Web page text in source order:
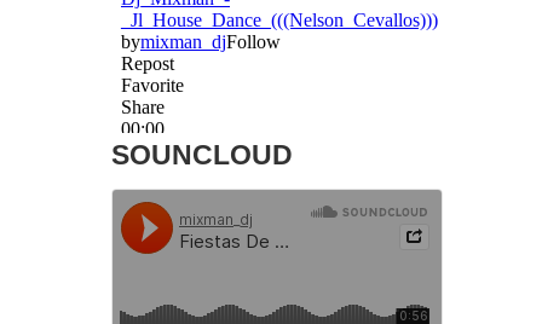
SOUNCLOUD